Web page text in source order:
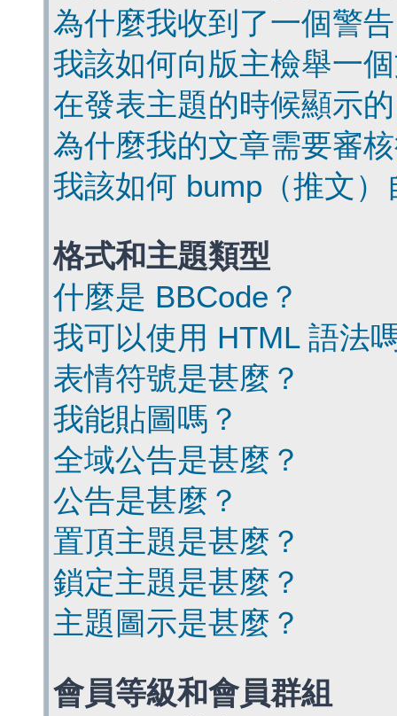
為什麼我收到了一個警
我該如何向版主檢舉一
在發表主題的時候顯示
為什麼我的文章需要審
我該如何 bump（推文
格式和主題類型
什麼是 BBCode？
我可以使用 HTML 語法
表情符號是甚麼？
我能貼圖嗎？
全域公告是甚麼？
公告是甚麼？
置頂主題是甚麼？
鎖定主題是甚麼？
主題圖示是甚麼？
會員等級和會員群組